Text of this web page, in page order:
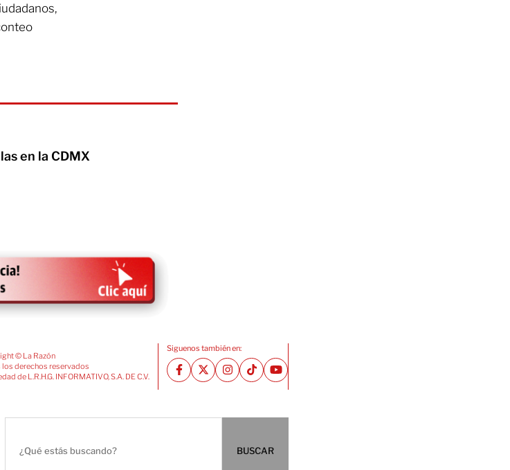
en la CDMX
© La Razón
los derechos reservados
de L.R.H.G. INFORMATIVO, S.A. DE C.V.
Siguenos también en:
BUSCAR